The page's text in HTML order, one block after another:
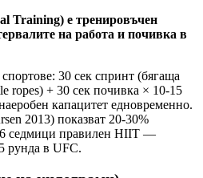
Training) е тренировъчен
на работа и почивка в
30 сек спринт (бягаща
ropes) + 30 сек почивка × 10-15
капацитет едновременно.
2013) показват 20-30%
седмици правилен HIIT —
рунда в UFC.